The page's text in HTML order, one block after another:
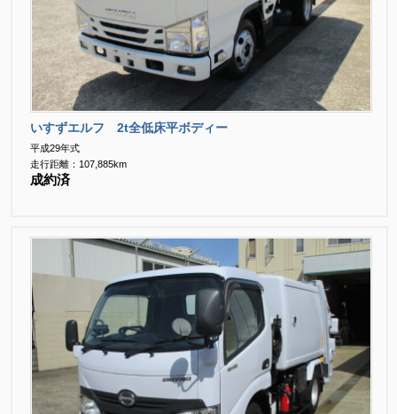
いすずエルフ 2t全低床平ボディー
平成29年式
走行距離：107,885km
成約済